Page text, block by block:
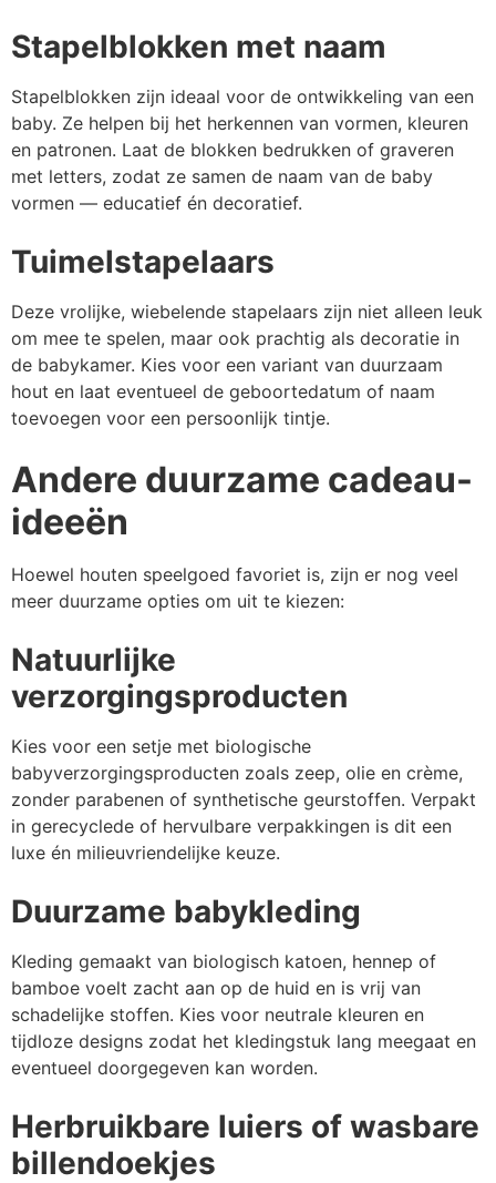
Stapelblokken met naam
Stapelblokken zijn ideaal voor de ontwikkeling van een
baby. Ze helpen bij het herkennen van vormen, kleuren
en patronen. Laat de blokken bedrukken of graveren
met letters, zodat ze samen de naam van de baby
vormen — educatief én decoratief.
Tuimelstapelaars
Deze vrolijke, wiebelende stapelaars zijn niet alleen leuk
om mee te spelen, maar ook prachtig als decoratie in
de babykamer. Kies voor een variant van duurzaam
hout en laat eventueel de geboortedatum of naam
toevoegen voor een persoonlijk tintje.
Andere duurzame cadeau-
ideeën
Hoewel houten speelgoed favoriet is, zijn er nog veel
meer duurzame opties om uit te kiezen:
Natuurlijke
verzorgingsproducten
Kies voor een setje met biologische
babyverzorgingsproducten zoals zeep, olie en crème,
zonder parabenen of synthetische geurstoffen. Verpakt
in gerecyclede of hervulbare verpakkingen is dit een
luxe én milieuvriendelijke keuze.
Duurzame babykleding
Kleding gemaakt van biologisch katoen, hennep of
bamboe voelt zacht aan op de huid en is vrij van
schadelijke stoffen. Kies voor neutrale kleuren en
tijdloze designs zodat het kledingstuk lang meegaat en
eventueel doorgegeven kan worden.
Herbruikbare luiers of wasbare
billendoekjes